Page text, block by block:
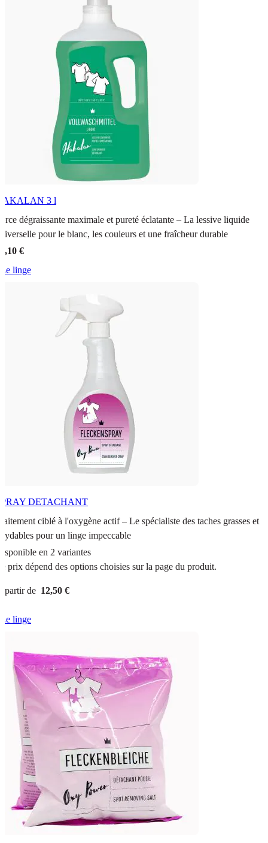
3 l
dégraissante maximale et pureté éclatante – La lessive liquide
pour le blanc, les couleurs et une fraîcheur durable
€
Le linge
DETACHANT
ciblé à l'oxygène actif – Le spécialiste des taches grasses et
pour un linge impeccable
en 2 variantes
prix dépend des options choisies sur la page du produit.
partir de 12,50 €
Le linge